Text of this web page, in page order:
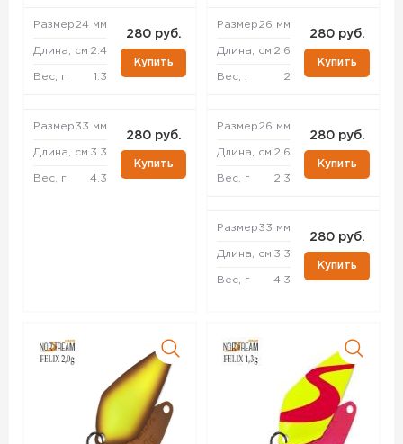
Размер24 мм
Длина, см 2.4
Вес, г 1.3
280 руб.
Купить
Размер33 мм
Длина, см 3.3
Вес, г 4.3
280 руб.
Купить
Размер26 мм
Длина, см 2.6
Вес, г 2
280 руб.
Купить
Размер26 мм
Длина, см 2.6
Вес, г 2.3
280 руб.
Купить
Размер33 мм
Длина, см 3.3
Вес, г 4.3
280 руб.
Купить